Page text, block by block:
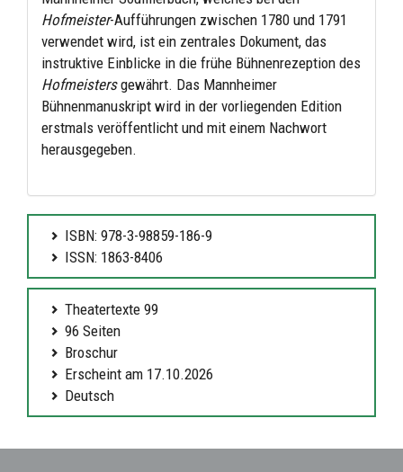
Hofmeister-Aufführungen zwischen 1780 und 1791
verwendet wird, ist ein zentrales Dokument, das
instruktive Einblicke in die frühe Bühnenrezeption des
Hofmeistersgewährt. Das Mannheimer
Bühnenmanuskript wird in der vorliegenden Edition
erstmals veröffentlicht und mit einem Nachwort
herausgegeben.
ISBN: 978-3-98859-186-9
ISSN: 1863-8406
Theatertexte 99
96 Seiten
Broschur
Erscheint am 17.10.2026
Deutsch